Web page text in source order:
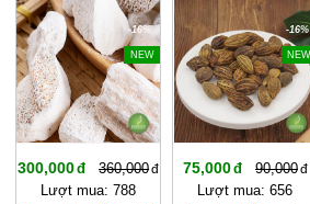
-16%
NEW
300,000
360,000
Lượt mua: 788
-16%
NEW
75,000
90,000
Lượt mua: 656